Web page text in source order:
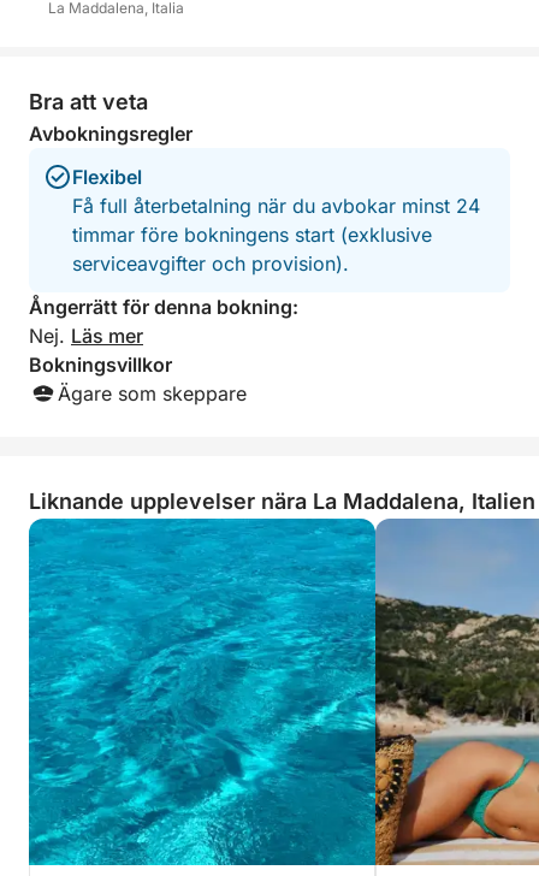
oförorenade naturen i ett av Medelhavets vackraste
hörn.
Boka din drömdag nu!
La Maddalena, Italia
Bra att veta
Avbokningsregler
Flexibel
Få full återbetalning när du avbokar minst 24
timmar före bokningens start (exklusive
serviceavgifter och provision).
Ångerrätt för denna bokning:
Nej. Läs mer
Bokningsvillkor
Ägare som skeppare
Liknande upplevelser nära La Maddalena, Italien